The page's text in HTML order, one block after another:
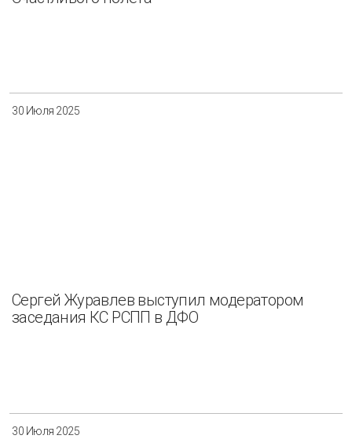
30 Июля 2025
Сергей Журавлев выступил модератором
заседания КС РСПП в ДФО
30 Июля 2025